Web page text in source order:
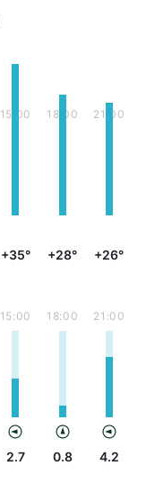
15:00
+35°
18:00
+28°
21:00
+26°
15:00
2.7
18:00
0.8
21:00
4.2